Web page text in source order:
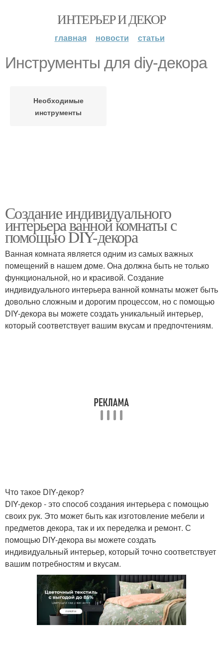
ИНТЕРЬЕР И ДЕКОР
главная новости статьи
Инструменты для diy-декора
Необходимые
инструменты
Создание индивидуального
интерьера ванной комнаты с
помощью DIY-декора
Ванная комната является одним из самых важных
помещений в нашем доме. Она должна быть не только
функциональной, но и красивой. Создание
индивидуального интерьера ванной комнаты может быть
довольно сложным и дорогим процессом, но с помощью
DIY-декора вы можете создать уникальный интерьер,
который соответствует вашим вкусам и предпочтениям.
Что такое DIY-декор?
DIY-декор - это способ создания интерьера с помощью
своих рук. Это может быть как изготовление мебели и
предметов декора, так и их переделка и ремонт. С
помощью DIY-декора вы можете создать
индивидуальный интерьер, который точно соответствует
вашим потребностям и вкусам.